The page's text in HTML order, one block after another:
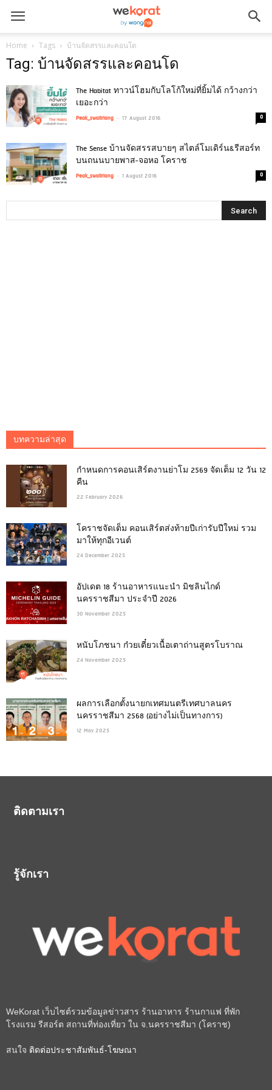
Home Tags บ้านจัดสรรและคอนโด
Tag: บ้านจัดสรรและคอนโด
The Habitat ทาวน์โฮมกับโลโก้ใหม่ที่ยิ้มได้ กว้างกว่า
เยอะกว่า
Peak_swaiiriang - 17 August 2016 0
The Sense บ้านจัดสรรสบายๆ สไตล์โมเดิร์น&รีสอร์ท
บนถนนบายพาส-จอหอ โคราช
Peak_swaiiriang - 1 August 2016 0
บทความล่าสุด
กำหนดการคอนเสิร์ตงานย่าโม 2569 จัดเต็ม 12 วัน 12
คืน
22 February 2026
โคราชจัดเต็ม คอนเสิร์ตส่งท้ายปีเก่ารับปีใหม่ รวม
มาให้ทุกอีเวนต์
24 December 2025
อัปเดต 18 ร้านอาหารแนะนำ มิชลินไกด์
นครราชสีมา ประจำปี 2026
30 November 2025
หนับโภชนา ก๋วยเตี๋ยวเนื้อเตาถ่านสูตรโบราณ
24 November 2025
ผลการเลือกตั้งนายกเทศมนตรีเทศบาลนคร
นครราชสีมา 2568 (อย่างไม่เป็นทางการ)
12 May 2025
ติดตามเรา
รู้จักเรา
WeKorat เว็บไซต์รวมข้อมูลข่าวสาร ร้านอาหาร ร้านกาแฟ ที่พัก
โรงแรม รีสอร์ต สถานที่ท่องเที่ยว ใน จ.นครราชสีมา (โคราช)
สนใจ ติดต่อประชาสัมพันธ์-โฆษณา